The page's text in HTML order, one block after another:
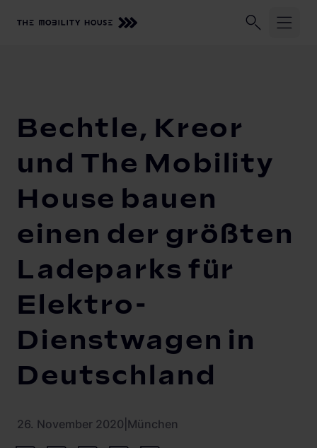
Beratung, Planung und Installation
Solarmanagement
Zuhause laden
Knowledge Center
Vehicle-to-Grid
Bechtle, Kreor
und The Mobility
House bauen
einen der größten
Ladeparks für
Elektro-
Dienstwagen in
Deutschland
26. November 2020 München